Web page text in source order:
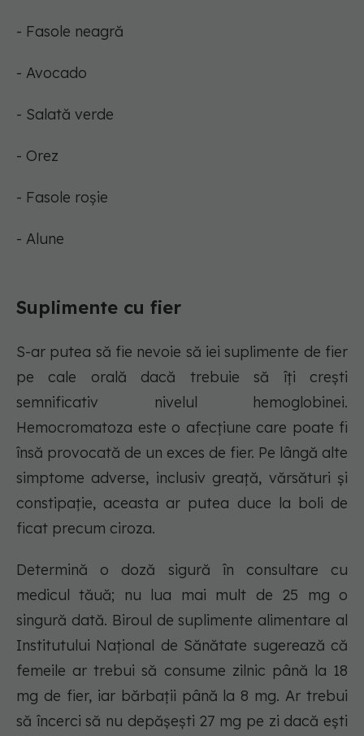
- Fasole neagră
- Avocado
- Salată verde
- Orez
- Fasole roșie
- Alune
Suplimente cu fier
S-ar putea să fie nevoie să iei suplimente de fier
pe cale orală dacă trebuie să îți crești
semnificativ nivelul hemoglobinei.
Hemocromatoza este o afecțiune care poate fi
însă provocată de un exces de fier. Pe lângă alte
simptome adverse, inclusiv greață, vărsături și
constipație, aceasta ar putea duce la boli de
ficat precum ciroza.
Determină o doză sigură în consultare cu
medicul tăuă; nu lua mai mult de 25 mg o
singură dată. Biroul de suplimente alimentare al
Institutului Național de Sănătate sugerează că
femeile ar trebui să consume zilnic până la 18
mg de fier, iar bărbații până la 8 mg. Ar trebui
să încerci să nu depășești 27 mg pe zi dacă ești